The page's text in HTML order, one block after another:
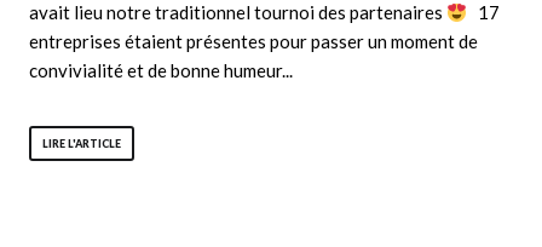
avait lieu notre traditionnel tournoi des partenaires
17
entreprises étaient présentes pour passer un moment de
convivialité et de bonne humeur...
LIRE L'ARTICLE